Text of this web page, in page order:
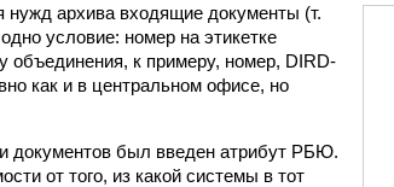
архива входящие документы (т.
условие: номер на этикетке
к примеру, номер, DIRD-
как и в центральном офисе, но
документов был введен атрибут РБЮ.
от того, из какой системы в тот